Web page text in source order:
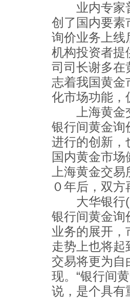
业内专家普
创了国内要素
询价业务上线
机构投资者提
司司长谢多在
志着我国黄金
化市场功能，
上海黄金交
银行间黄金询
进行的创新，
国内黄金市
上海黄金交
０年后，双
大华银行
银行间黄金询
业务的展开，
走势上也将起
交易将更为自
现。“银行间
说，是个具有